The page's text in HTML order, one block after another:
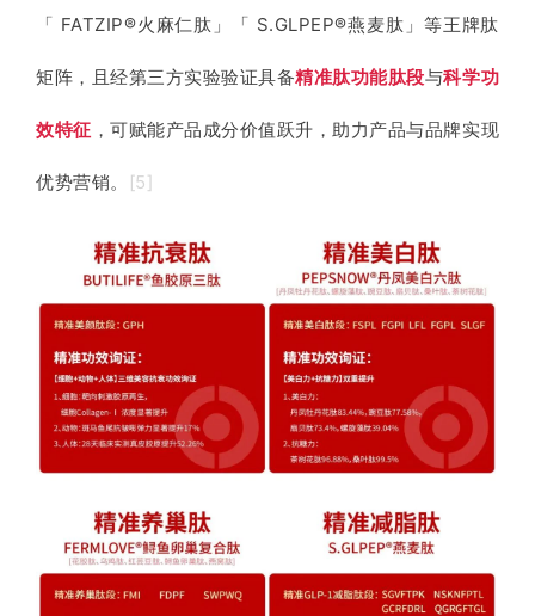
「 FATZIP®火麻仁肽」「 S.GLPEP®燕麦肽」等王牌肽
矩阵，且经第三方实验验证具备精准肽功能肽段与科学功
效特征 ，可赋能产品成分价值跃升，助力产品与品牌实现
优势营销。 [5]